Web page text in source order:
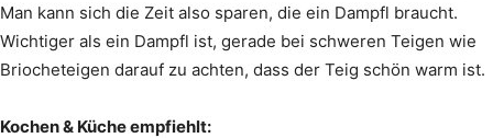
Man kann sich die Zeit also sparen, die ein Dampfl braucht.
Wichtiger als ein Dampfl ist, gerade bei schweren Teigen wie
Briocheteigen darauf zu achten, dass der Teig schön warm ist.
Kochen & Küche empfiehlt: